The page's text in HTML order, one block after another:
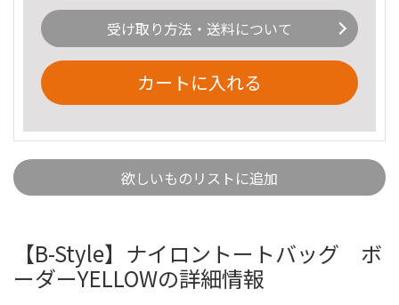
受け取り方法・送料について
カートに入れる
欲しいものリストに追加
【B-Style】ナイロントートバッグ ボ
ーダーYELLOWの詳細情報